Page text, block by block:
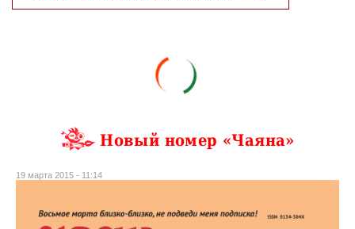
Новый номер «Чаяна»
19 марта 2015 - 11:14